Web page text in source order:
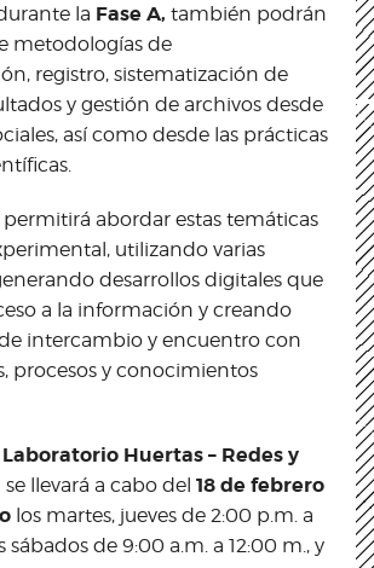
la Fase A, también podrán
metodologías de
registro, sistematización de
y gestión de archivos desde
así como desde las prácticas
abordar estas temáticas
utilizando varias
desarrollos digitales que
a la información y creando
intercambio y encuentro con
procesos y conocimientos
Laboratorio Huertas – Redes y
se llevará a cabo del 18 de febrero
los martes, jueves de 2:00 p.m. a
sábados de 9:00 a.m. a 12:00 m., y